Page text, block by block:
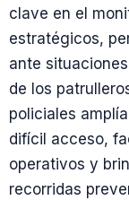
clave en el
estratégicos,
ante
de los
policiales
difícil acceso,
operativos y
recorridas